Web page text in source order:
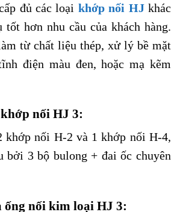
đủ các loại khớp nối HJkhác
tốt hơn nhu cầu của khách hàng.
từ chất liệu thép, xử lý bề mặt
điện màu đen, hoặc mạ kẽm
nối HJ 3:
khớp nối H-2 và 1 khớp nối H-4,
bởi 3 bộ bulong + đai ốc chuyên
ống nối kim loại HJ 3: